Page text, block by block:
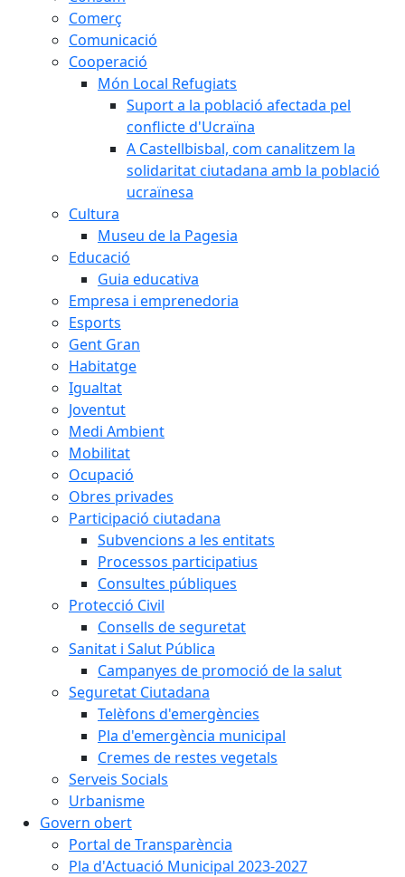
Comerç
Comunicació
Cooperació
Món Local Refugiats
Suport a la població afectada pel
conflicte d'Ucraïna
A Castellbisbal, com canalitzem la
solidaritat ciutadana amb la població
ucraïnesa
Cultura
Museu de la Pagesia
Educació
Guia educativa
Empresa i emprenedoria
Esports
Gent Gran
Habitatge
Igualtat
Joventut
Medi Ambient
Mobilitat
Ocupació
Obres privades
Participació ciutadana
Subvencions a les entitats
Processos participatius
Consultes públiques
Protecció Civil
Consells de seguretat
Sanitat i Salut Pública
Campanyes de promoció de la salut
Seguretat Ciutadana
Telèfons d'emergències
Pla d'emergència municipal
Cremes de restes vegetals
Serveis Socials
Urbanisme
Govern obert
Portal de Transparència
Pla d'Actuació Municipal 2023-2027